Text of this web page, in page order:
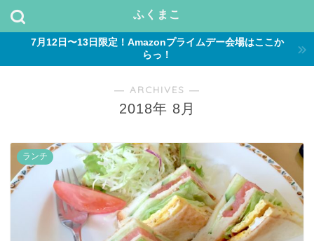
ふくまこ
7月12日〜13日限定！Amazonプライムデー会場はここか
らっ！
― ARCHIVES ―
2018年 8月
ランチ